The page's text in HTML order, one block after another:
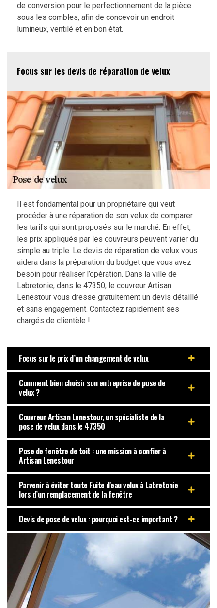
de conversion pour le perfectionnement de la pièce
sous les combles, afin de concevoir un endroit
lumineux, ventilé et en bon état.
Focus sur les devis de réparation de velux
Il est fondamental pour un propriétaire qui veut
procéder à une réparation de son velux de comparer
les tarifs qui sont proposés sur le marché. En effet,
les prix appliqués par les couvreurs peuvent varier du
simple au triple. Le devis de réparation de velux vous
aidera dans la préparation du budget que vous avez
besoin pour réaliser l’opération. Dans la ville de
Labretonie, dans le 47350, le couvreur Artisan
Lenestour vous dresse gratuitement un devis détaillé
et sans engagement. Contactez rapidement ses
chargés de clientèle !
Focus sur le prix d’un changement de velux
Comment bien choisir son entreprise de pose de
velux ?
Couvreur Artisan Lenestour, un spécialiste de la
pose de velux dans le 47350
Pose de fenêtre de toit : une mission à confier à
Artisan Lenestour
Parvenir à éviter toute Fuite d'eau velux à Labretonie
lors d’un remplacement de la fenêtre
Devis de pose de velux : pourquoi est-ce important ?